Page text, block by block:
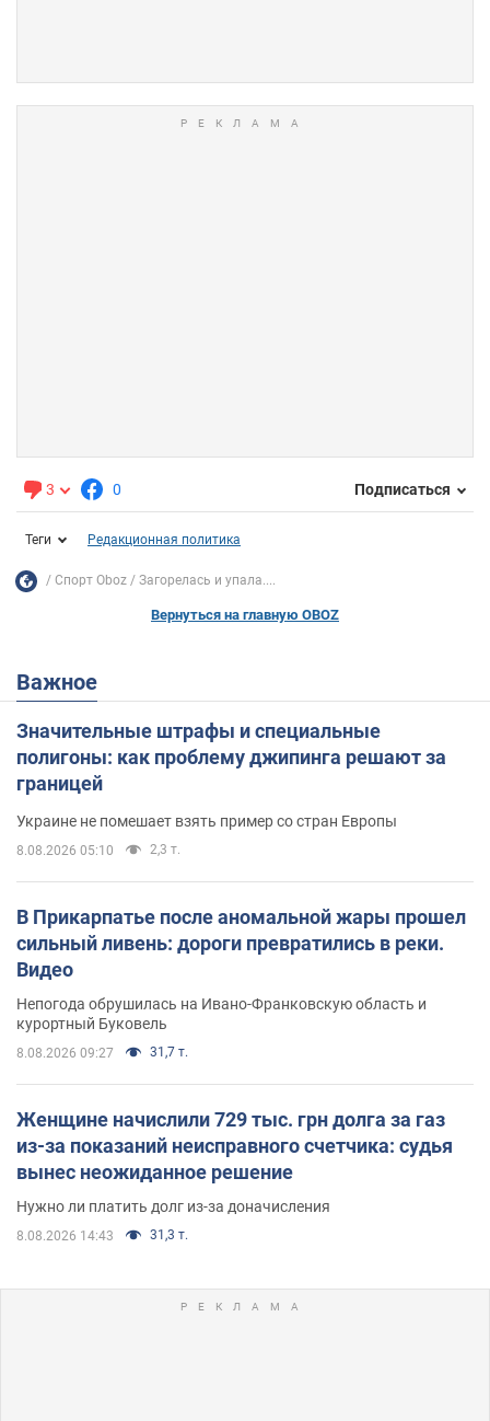
3 0 Подписаться
Теги Редакционная политика
Спорт Oboz Загорелась и упала....
Вернуться на главную OBOZ
Важное
Значительные штрафы и специальные
полигоны: как проблему джипинга решают за
границей
Украине не помешает взять пример со стран Европы
8.08.2026 05:10 2,3 т.
В Прикарпатье после аномальной жары прошел
сильный ливень: дороги превратились в реки.
Видео
Непогода обрушилась на Ивано-Франковскую область и
курортный Буковель
8.08.2026 09:27 31,7 т.
Женщине начислили 729 тыс. грн долга за газ
из-за показаний неисправного счетчика: судья
вынес неожиданное решение
Нужно ли платить долг из-за доначисления
8.08.2026 14:43 31,3 т.